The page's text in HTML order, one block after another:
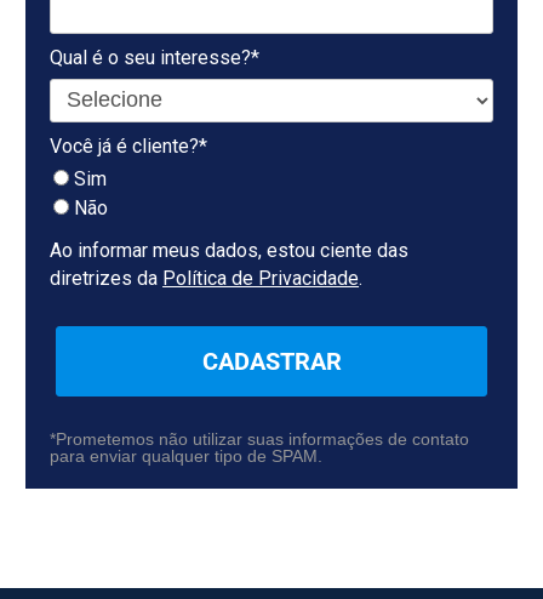
Qual é o seu interesse?*
Você já é cliente?*
Sim
Não
Ao informar meus dados, estou ciente das
diretrizes da Política de Privacidade.
CADASTRAR
*Prometemos não utilizar suas informações de contato
para enviar qualquer tipo de SPAM.